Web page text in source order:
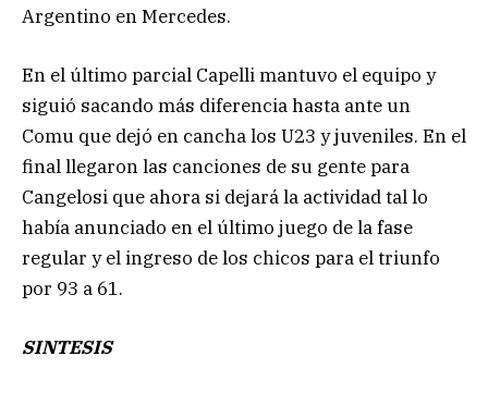
Argentino en Mercedes.
En el último parcial Capelli mantuvo el equipo y
siguió sacando más diferencia hasta ante un
Comu que dejó en cancha los U23 y juveniles. En el
final llegaron las canciones de su gente para
Cangelosi que ahora si dejará la actividad tal lo
había anunciado en el último juego de la fase
regular y el ingreso de los chicos para el triunfo
por 93 a 61.
SINTESIS